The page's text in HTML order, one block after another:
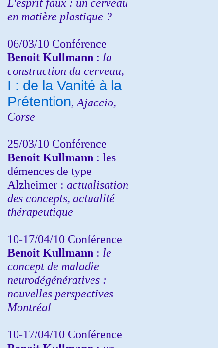
L'esprit faux : un cerveau
en matière plastique ?
06/03/10 Conférence
Benoit Kullmann : la
construction du cerveau,
I : de la Vanité à la
Prétention, Ajaccio,
Corse
25/03/10 Conférence
Benoit Kullmann : les
démences de type
Alzheimer : actualisation
des concepts, actualité
thérapeutique
10-17/04/10 Conférence
Benoit Kullmann : le
concept de maladie
neurodégénératives :
nouvelles perspectives
Montréal
10-17/04/10 Conférence